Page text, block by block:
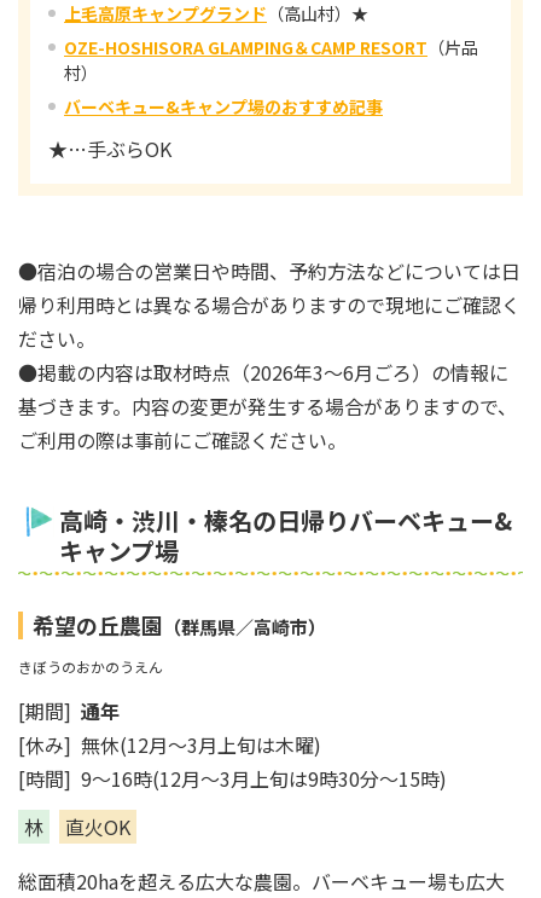
上毛高原キャンプグランド （高山村）★
OZE-HOSHISORA GLAMPING＆CAMP RESORT （片品
村）
バーベキュー&キャンプ場のおすすめ記事
★…手ぶらOK
●宿泊の場合の営業日や時間、予約方法などについては日
帰り利用時とは異なる場合がありますので現地にご確認く
ださい。
●掲載の内容は取材時点（2026年3～6月ごろ）の情報に
基づきます。内容の変更が発生する場合がありますので、
ご利用の際は事前にご確認ください。
高崎・渋川・榛名の日帰りバーベキュー&
キャンプ場
希望の丘農園 （群馬県／高崎市）
きぼうのおかのうえん
[期間] 通年
[休み] 無休(12月～3月上旬は木曜)
[時間] 9～16時(12月～3月上旬は9時30分～15時)
林
直火OK
総面積20haを超える広大な農園。バーベキュー場も広大